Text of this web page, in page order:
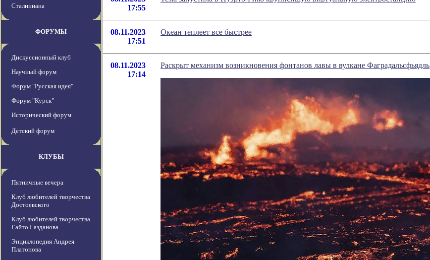
Сталиниана
ФОРУМЫ
Дискуссионный клуб
Научный форум
Форум "Русская идея"
Форум "Курск"
Исторический форум
Детский форум
КЛУБЫ
Пятничные вечера
Клуб любителей творчества
Достоевского
Клуб любителей творчества
Гайто Газданова
Энциклопедия Андрея
Платонова
17:55
08.11.2023
17:51
Океан теплеет все быстрее
08.11.2023
17:14
Раскрыт механизм возникновения фонтанов лавы в вулкане Фаградальсфьядль